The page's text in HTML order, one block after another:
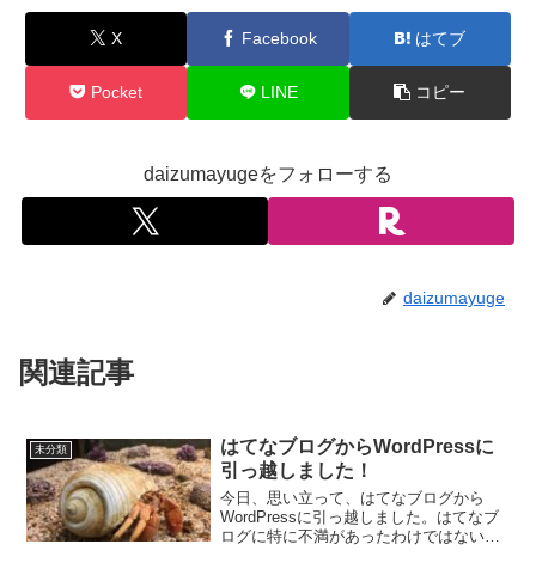
X Facebook はてブ
Pocket LINE コピー
daizumayugeをフォローする
daizumayuge
関連記事
未分類
はてなブログからWordPressに
引っ越しました！
今日、思い立って、はてなブログから
WordPressに引っ越しました。はてなブ
ログに特に不満があったわけではないん